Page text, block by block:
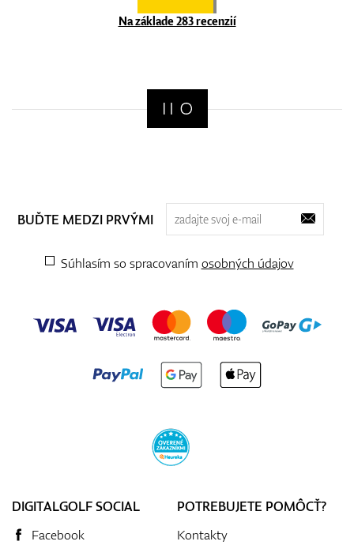
Na základe 283 recenzií
BUĎTE MEDZI PRVÝMI
Súhlasím so spracovaním osobných údajov
DIGITALGOLF SOCIAL
Facebook
POTREBUJETE POMÔCŤ?
Kontakty